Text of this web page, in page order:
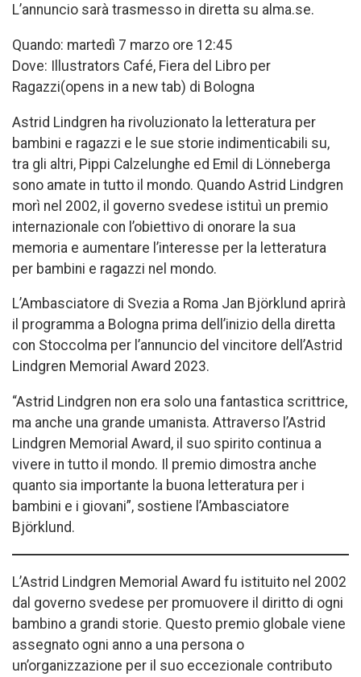
L’annuncio sarà trasmesso in diretta su alma.se.
Quando: martedì 7 marzo ore 12:45
Dove: Illustrators Café, Fiera del Libro per
Ragazzi(opens in a new tab) di Bologna
Astrid Lindgren ha rivoluzionato la letteratura per
bambini e ragazzi e le sue storie indimenticabili su,
tra gli altri, Pippi Calzelunghe ed Emil di Lönneberga
sono amate in tutto il mondo. Quando Astrid Lindgren
morì nel 2002, il governo svedese istituì un premio
internazionale con l’obiettivo di onorare la sua
memoria e aumentare l’interesse per la letteratura
per bambini e ragazzi nel mondo.
L’Ambasciatore di Svezia a Roma Jan Björklund aprirà
il programma a Bologna prima dell’inizio della diretta
con Stoccolma per l’annuncio del vincitore dell’Astrid
Lindgren Memorial Award 2023.
“Astrid Lindgren non era solo una fantastica scrittrice,
ma anche una grande umanista. Attraverso l’Astrid
Lindgren Memorial Award, il suo spirito continua a
vivere in tutto il mondo. Il premio dimostra anche
quanto sia importante la buona letteratura per i
bambini e i giovani”, sostiene l’Ambasciatore
Björklund.
L’Astrid Lindgren Memorial Award fu istituito nel 2002
dal governo svedese per promuovere il diritto di ogni
bambino a grandi storie. Questo premio globale viene
assegnato ogni anno a una persona o
un’organizzazione per il suo eccezionale contributo